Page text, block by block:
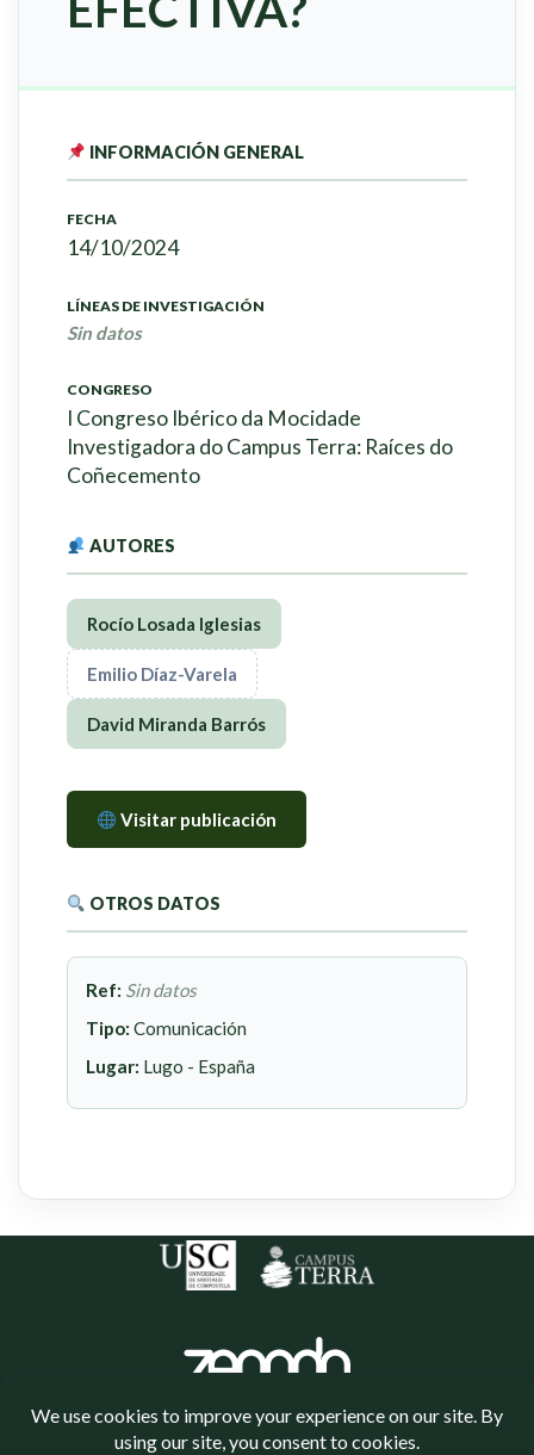
INFORMACIÓN GENERAL
FECHA
14/10/2024
LÍNEAS DE INVESTIGACIÓN
Sin datos
CONGRESO
I Congreso Ibérico da Mocidade
Investigadora do Campus Terra: Raíces do
Coñecemento
AUTORES
Rocío Losada Iglesias
Emilio Díaz-Varela
David Miranda Barrós
Visitar publicación
OTROS DATOS
Ref: Sin datos
Tipo: Comunicación
Lugar: Lugo - España